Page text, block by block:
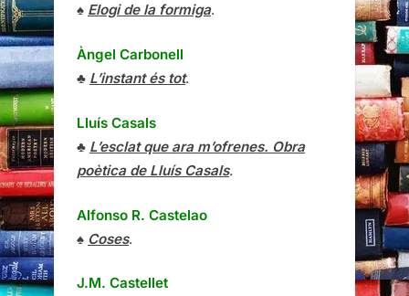
♠ Elogi de la formiga.
Àngel Carbonell
♣ L’instant és tot.
Lluís Casals
♣ L’esclat que ara m’ofrenes. Obra
poètica de Lluís Casals.
Alfonso R. Castelao
♠ Coses.
J.M. Castellet